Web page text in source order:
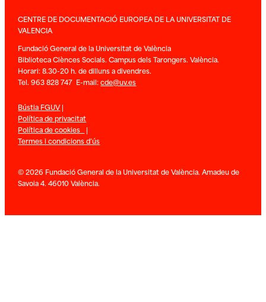
CENTRE DE DOCUMENTACIÓ EUROPEA DE LA UNIVERSITAT DE
VALENCIA
Fundació General de la Universitat de València
Biblioteca Ciènces Socials. Campus dels Tarongers. València.
Horari: 8.30-20 h. de dilluns a divendres.
Tel. 963 828 747 E-mail:cde@uv.es
Bústia FGUV|
Política de privacitat
Política de cookies |
Termes i condicions d’ús
© 2026 Fundació General de la Universitat de València. Amadeu de
Savoia 4. 46010 València.